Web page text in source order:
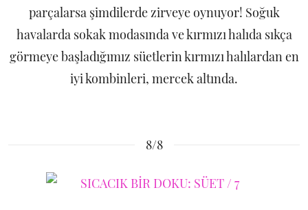
parçalarsa şimdilerde zirveye oynuyor! Soğuk
havalarda sokak modasında ve kırmızı halıda sıkça
görmeye başladığımız süetlerin kırmızı halılardan en
iyi kombinleri, mercek altında.
8/8